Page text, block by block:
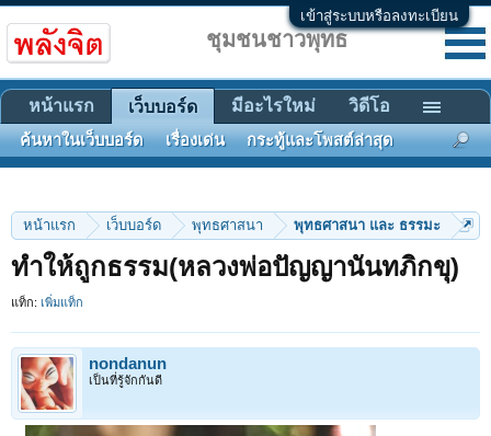
เข้าสู่ระบบหรือลงทะเบียน
หน้าแรก เว็บบอร์ด พุทธศาสนา พุทธศาสนา และ ธรรมะ
ทำให้ถูกธรรม(หลวงพ่อปัญญานันทภิกขุ)
แท็ก: เพิ่มแท็ก
nondanun
เป็นที่รู้จักกันดี
ชุมชนชาวพุทธ
หน้าแรก เว็บบอร์ด
ค้นหาในเว็บบอร์ด เรื่องเด่น กระทู้และโพสต์ล่าสุด
มีอะไรใหม่ วิดีโอ